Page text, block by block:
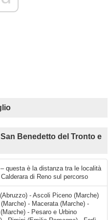
Benedetto del Tronto e
– questa è la distanza tra le località
di Reno sul percorso
- Ascoli Piceno (Marche)
- Macerata (Marche) -
- Pesaro e Urbino